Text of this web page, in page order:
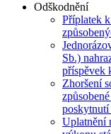
Odškodnění
Příplatek
Sb.)
příspěvek
Zhoršení
poskytnutí
Uplatnění